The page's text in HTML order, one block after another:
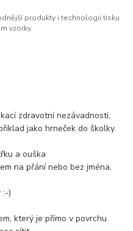
produkty i technologii tisku
vzorky.
zdravotní nezávadnosti,
jako hrneček do školky.
a ouška
na přání nebo bez jména,
:-)
který je přímo v povrchu